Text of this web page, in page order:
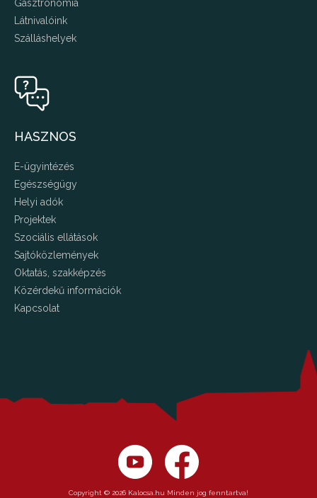
Gasztronómia
Látnivalóink
Szálláshelyek
HASZNOS
E-ügyintézés
Egészségügy
Helyi adók
Projektek
Szociális ellátások
Sajtóközlemények
Oktatás, szakképzés
Közérdekű információk
Kapcsolat
Copyright © 2026 Kalocsa.hu Minden jog fenntartva!